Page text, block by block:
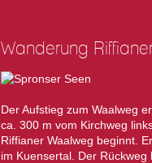
Wanderung
Der Aufstieg zum Waalweg
ca. 300 m vom Kirchweg
Riffianer Waalweg beginnt.
im Kuensertal. Der